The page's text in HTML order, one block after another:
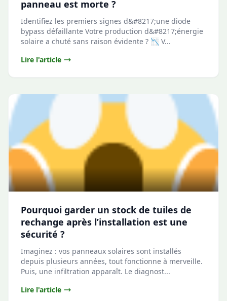
panneau est morte ?
Identifiez les premiers signes d&#8217;une diode
bypass défaillante Votre production d&#8217;énergie
solaire a chuté sans raison évidente ? 📉 V...
Lire l'article
Pourquoi garder un stock de tuiles de
rechange après l’installation est une
sécurité ?
Imaginez : vos panneaux solaires sont installés
depuis plusieurs années, tout fonctionne à merveille.
Puis, une infiltration apparaît. Le diagnost...
Lire l'article